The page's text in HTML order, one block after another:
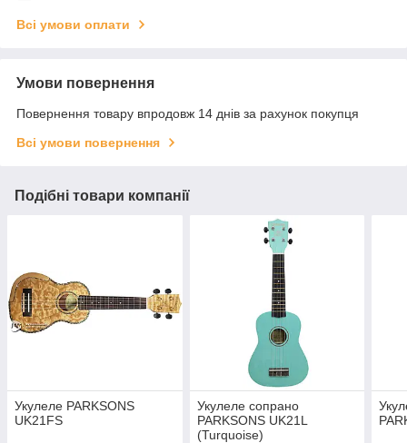
Всі умови оплати
Умови повернення
Повернення товару впродовж 14 днів за рахунок покупця
Всі умови повернення
Подібні товари компанії
Укулеле PARKSONS
UK21FS
Укулеле сопрано
PARKSONS UK21L
(Turquoise)